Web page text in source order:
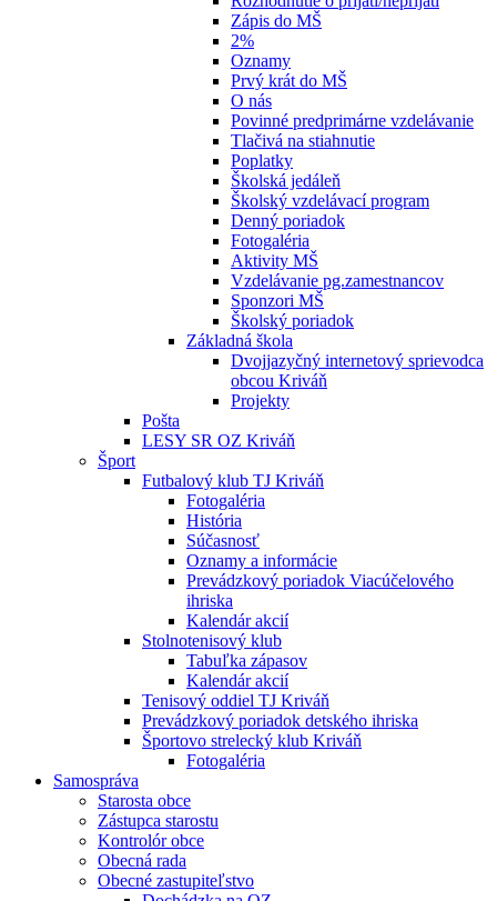
Zápis do MŠ
2%
Oznamy
Prvý krát do MŠ
O nás
Povinné predprimárne vzdelávanie
Tlačivá na stiahnutie
Poplatky
Školská jedáleň
Školský vzdelávací program
Denný poriadok
Fotogaléria
Aktivity MŠ
Vzdelávanie pg.zamestnancov
Sponzori MŠ
Školský poriadok
Základná škola
Dvojjazyčný internetový sprievodca
obcou Kriváň
Projekty
Pošta
LESY SR OZ Kriváň
Šport
Futbalový klub TJ Kriváň
Fotogaléria
História
Súčasnosť
Oznamy a informácie
Prevádzkový poriadok Viacúčelového
ihriska
Kalendár akcií
Stolnotenisový klub
Tabuľka zápasov
Kalendár akcií
Tenisový oddiel TJ Kriváň
Prevádzkový poriadok detského ihriska
Športovo strelecký klub Kriváň
Fotogaléria
Samospráva
Starosta obce
Zástupca starostu
Kontrolór obce
Obecná rada
Obecné zastupiteľstvo